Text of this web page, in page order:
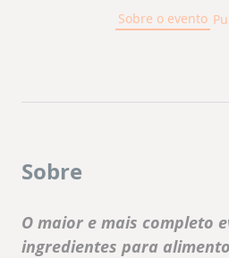
Sobre o evento
Sobre
O maior e mais completo
ingredientes para